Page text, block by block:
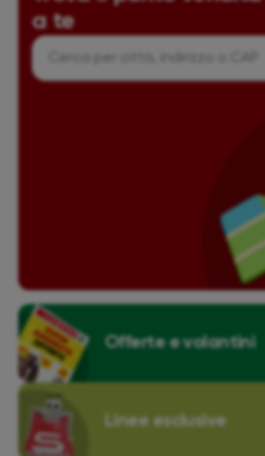
a te
Cerca
Offerte e volantini
Linee esclusive